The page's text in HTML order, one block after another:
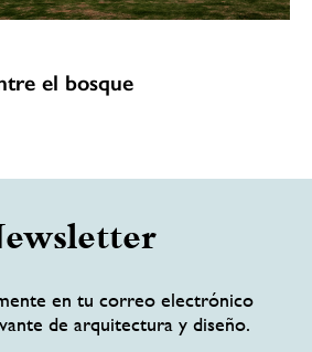
el bosque
en tu correo electrónico
de arquitectura y diseño.